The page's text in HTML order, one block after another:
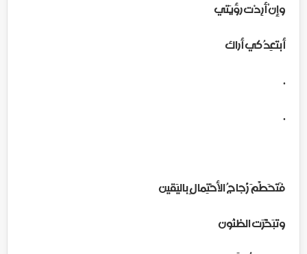
وإنْ أرِدْت رؤيَتي
أبتَعِدُ كي أراك
.
.
فَتَحَطَّمَ زُجاجُ الأحْتِمالِ باليَقين
وتَبَخَّرَت الظنُون